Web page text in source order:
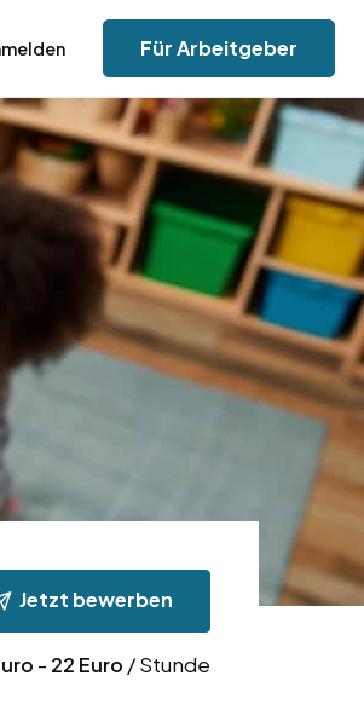
Für Arbeitgeber
Jetzt bewerben
- 22 Euro / Stunde